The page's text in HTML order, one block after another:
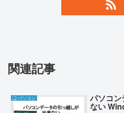
関連記事
❏ パソコン パソコ
ない